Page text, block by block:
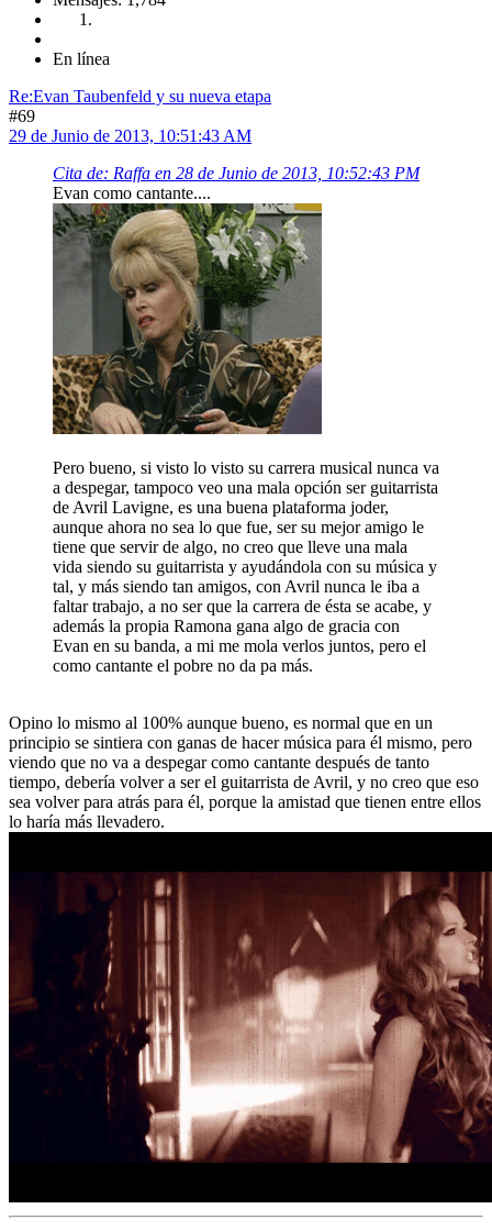
En línea
Re:Evan Taubenfeld y su nueva etapa
#69
29 de Junio de 2013, 10:51:43 AM
Cita de: Raffa en 28 de Junio de 2013, 10:52:43 PM
Evan como cantante....
Pero bueno, si visto lo visto su carrera musical nunca va
a despegar, tampoco veo una mala opción ser guitarrista
de Avril Lavigne, es una buena plataforma joder,
aunque ahora no sea lo que fue, ser su mejor amigo le
tiene que servir de algo, no creo que lleve una mala
vida siendo su guitarrista y ayudándola con su música y
tal, y más siendo tan amigos, con Avril nunca le iba a
faltar trabajo, a no ser que la carrera de ésta se acabe, y
además la propia Ramona gana algo de gracia con
Evan en su banda, a mi me mola verlos juntos, pero el
como cantante el pobre no da pa más.
Opino lo mismo al 100% aunque bueno, es normal que en un
principio se sintiera con ganas de hacer música para él mismo, pero
viendo que no va a despegar como cantante después de tanto
tiempo, debería volver a ser el guitarrista de Avril, y no creo que eso
sea volver para atrás para él, porque la amistad que tienen entre ellos
lo haría más llevadero.